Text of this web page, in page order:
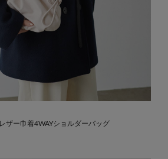
ザー巾着4WAYショルダーバッグ